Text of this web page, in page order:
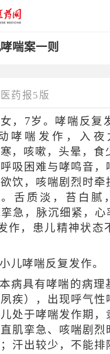
喘案一则
药报5版
，7岁。哮喘反复
哮喘发作，入夜
，咳嗽，头晕，食
吸困难与哮鸣音，
饮，咳喘剧烈时牵
舌质淡，苔白腻
急，脉沉细紧，心
作，患儿精神状态
儿哮喘反复发作。
病具有哮喘的病理
夙疾），出现呼气
处于哮喘发作期，
肌挛急、咳喘剧烈
汗出较少，不能排